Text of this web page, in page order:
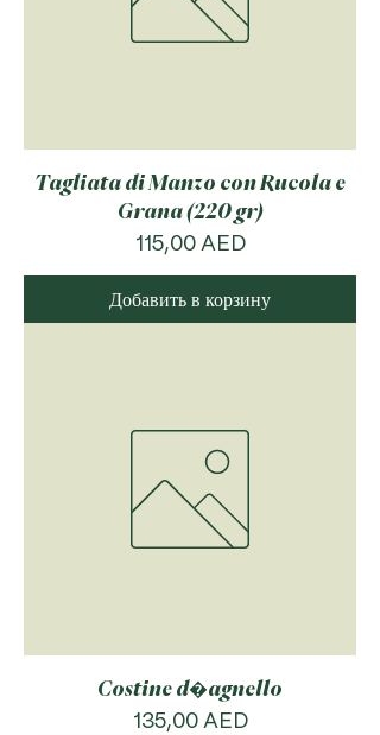
Tagliata di Manzo con Rucola e
Grana (220 gr)
Цена
115,00 AED
Добавить в корзину
Costine d�agnello
Цена
135,00 AED